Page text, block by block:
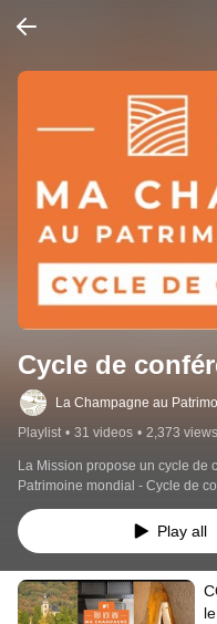
Cycle de
La Champagne au
Playlist • 31 videos • 2,373 views
La Mission propose un cycle de
Patrimoine mondial - Cycle de
plus largement possible les
du bien inscrit au PatrimoinePlay all